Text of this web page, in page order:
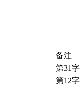
备注
第31字
第12字